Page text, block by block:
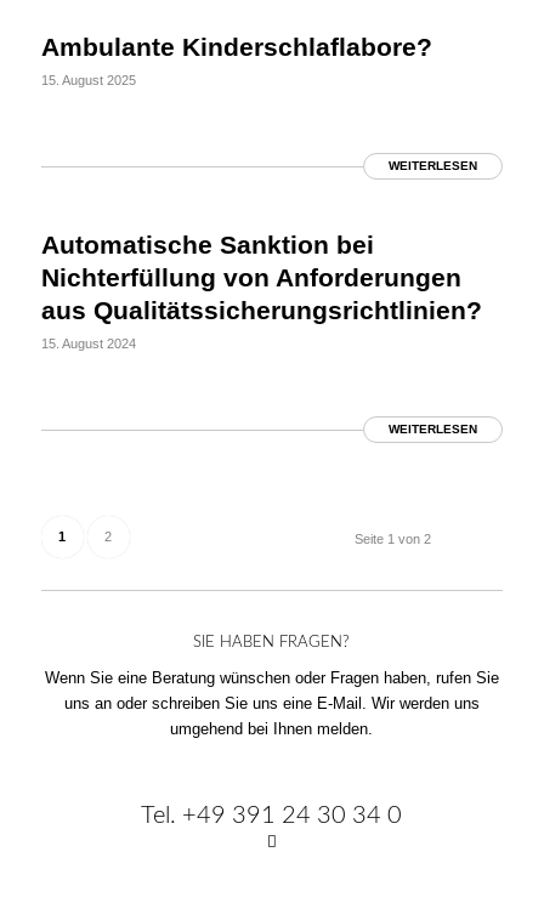
Ambulante Kinderschlaflabore?
15. August 2025
WEITERLESEN
Automatische Sanktion bei
Nichterfüllung von Anforderungen
aus Qualitätssicherungsrichtlinien?
15. August 2024
WEITERLESEN
Seite 1 von 2
1 2
SIE HABEN FRAGEN?
Wenn Sie eine Beratung wünschen oder Fragen haben, rufen Sie
uns an oder schreiben Sie uns eine E-Mail. Wir werden uns
umgehend bei Ihnen melden.
Tel. +49 391 24 30 34 0